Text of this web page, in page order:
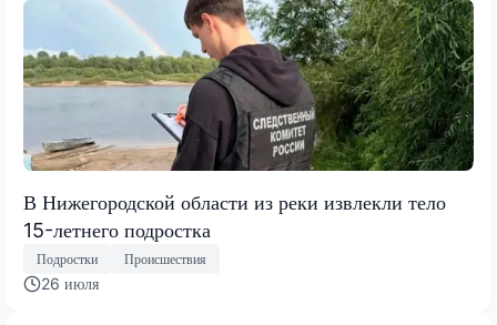
В Нижегородской области из реки извлекли тело
15-летнего подростка
Подростки Происшествия
26 июля